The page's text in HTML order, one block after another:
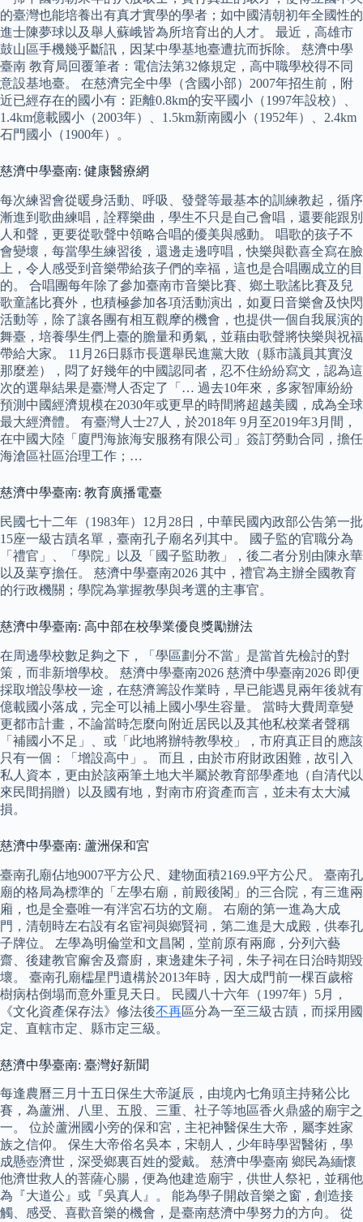
的臺灣也能培養出有真才實學的學者；如中國清朝初年全國性的
進士陳夢球以及舉人蘇峨皆為所培育出的人才。 最近，高雄市
鼓山區手機幾乎斷訊，因某中學基地臺遭抗而拆除。 慈濟中學
臺南 教育局回覆筆者：電信法第32條規定，高中職學校得不同
意設基地臺。 在慈濟完全中學（含國小部）2007年招生前，附
近已經存在的國小有：距離0.8km的安平國小（1997年設校）、
1.4km億載國小（2003年）、1.5km新南國小（1952年）、2.4km
石門國小（1900年）。
慈濟中學臺南: 健康醫療網
每次練習會從暖身活動、呼吸、發聲等最基本的訓練教起，循序
漸進到歌曲練唱，詮釋樂曲，學生不只是自己會唱，還要能跟別
人和聲，更要從歌聲中領略合唱的優美與感動。 唱歌的孩子不
會變壞，每當學生練習後，還邊走邊哼唱，快樂與歡喜全寫在臉
上，令人感受到音樂帶給孩子們的幸福，這也是合唱團成立的目
的。 合唱團每年除了參加臺南市音樂比賽、鄉土歌謠比賽及兒
歌童謠比賽外，也積極參加各項活動演出，如夏日音樂會及快閃
活動等，除了讓各團有相互觀摩的機會，也提供一個自我展演的
舞臺，培養學生們上臺的膽量和勇氣，並藉由歌聲將快樂與祝福
帶給大家。 11月26日縣市長選舉民進黨大敗（縣市議員其實沒
那麼差），悶了好幾年的中國認同者，忍不住紛紛寫文，認為這
次的選舉結果是臺灣人否定了「… 過去10年來，多家智庫紛紛
預測中國經濟規模在2030年或更早的時間將超越美國，成為全球
最大經濟體。 有臺灣人士27人，於2018年 9月至2019年3月間，
在中國大陸「廈門海旅海安服務有限公司」簽訂勞動合同，擔任
海滄區社區治理工作；…
慈濟中學臺南: 教育廣播電臺
民國七十二年（1983年）12月28日，中華民國內政部公告第一批
15座一級古蹟名單，臺南孔子廟名列其中。 國子監的官職分為
「禮官」、「學院」以及「國子監助教」，後二者分別由陳永華
以及葉亨擔任。 慈濟中學臺南2026 其中，禮官為主辦全國教育
的行政機關；學院為掌握教學與考選的主事官。
慈濟中學臺南: 高中部在校學業優良獎勵辦法
在周邊學校數足夠之下，「學區劃分不當」是當首先檢討的對
策，而非新增學校。 慈濟中學臺南2026 慈濟中學臺南2026 即便
採取增設學校一途，在慈濟籌設作業時，早已能遇見兩年後就有
億載國小落成，完全可以補上國小學生容量。 當時大費周章變
更都市計畫，不論當時怎麼向附近居民以及其他私校業者聲稱
「補國小不足」、或「此地將辦特教學校」，市府真正目的應該
只有一個：「增設高中」。 而且，由於市府財政困難，故引入
私人資本，更由於該兩筆土地大半屬於教育部學產地（自清代以
來民間捐贈）以及國有地，對南市府資產而言，並未有太大減
損。
慈濟中學臺南: 蘆洲保和宮
臺南孔廟佔地9007平方公尺、建物面積2169.9平方公尺。 臺南孔
廟的格局為標準的「左學右廟，前殿後閣」的三合院，有三進兩
廂，也是全臺唯一有泮宮石坊的文廟。 右廟的第一進為大成
門，清朝時左右設有名宦祠與鄉賢祠，第二進是大成殿，供奉孔
子牌位。 左學為明倫堂和文昌閣，堂前原有兩廊，分列六藝
齋、後建教官廨舍及齋廚，東邊建朱子祠，朱子祠在日治時期毀
壞。 臺南孔廟櫺星門遺構於2013年時，因大成門前一棵百歲榕
樹病枯倒塌而意外重見天日。 民國八十六年（1997年）5月，
《文化資產保存法》修法後不再區分為一至三級古蹟，而採用國
定、直轄市定、縣市定三級。
慈濟中學臺南: 臺灣好新聞
每逢農曆三月十五日保生大帝誕辰，由境內七角頭主持豬公比
賽，為蘆洲、八里、五股、三重、社子等地區香火鼎盛的廟宇之
一。 位於蘆洲國小旁的保和宮，主祀神醫保生大帝，屬李姓家
族之信仰。 保生大帝俗名吳本，宋朝人，少年時學習醫術，學
成懸壺濟世，深受鄉裏百姓的愛戴。 慈濟中學臺南 鄉民為緬懷
他濟世救人的菩薩心腸，便為他建造廟宇，供世人祭祀，並稱他
為『大道公』或『吳真人』。 能為學子開啟音樂之窗，創造接
觸、感受、喜歡音樂的機會，是臺南慈濟中學努力的方向。 從